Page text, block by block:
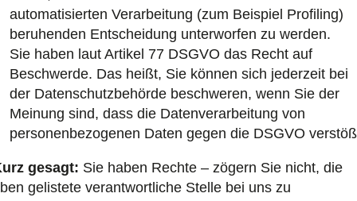
automatisierten Verarbeitung (zum Beispiel Profiling)
beruhenden Entscheidung unterworfen zu werden.
Sie haben laut Artikel 77 DSGVO das Recht auf
Beschwerde. Das heißt, Sie können sich jederzeit bei
der Datenschutzbehörde beschweren, wenn Sie der
Meinung sind, dass die Datenverarbeitung von
personenbezogenen Daten gegen die DSGVO
gesagt: Sie haben Rechte – zögern Sie nicht, die
gelistete verantwortliche Stelle bei uns zu